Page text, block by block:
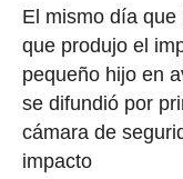
El mismo día
que produjo el
pequeño hijo en
se difundió por
cámara de
impacto